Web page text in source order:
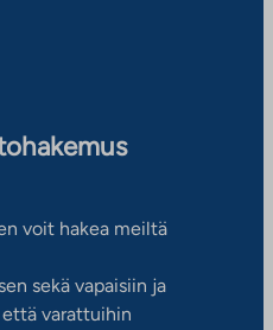
voit hakea meiltä
sekä vapaisiin ja
varattuihin